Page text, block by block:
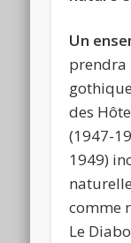
Un
prendra
des
(1947-
1949)
comme
Le